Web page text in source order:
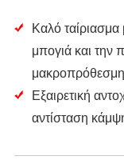
Καλό ταίριασμα
μπογιά και
Εξαιρετική
αντίσταση